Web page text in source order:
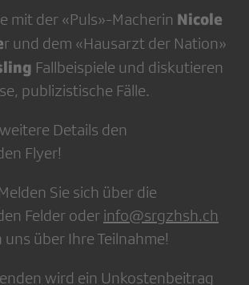
mit der «Puls»-Macherin Nicole
r und dem «Hausarzt der Nation»
Fallbeispiele und diskutieren
publizistische Fälle.
Details den
Flyer!
Sie sich über die
Felder oder info@srgzhsh.ch
über Ihre Teilnahme!
wird ein Unkostenbeitrag